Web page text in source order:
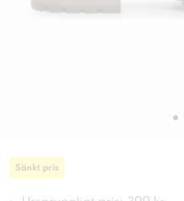
Sänkt pris